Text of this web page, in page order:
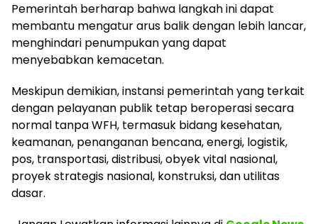
Pemerintah berharap bahwa langkah ini dapat
membantu mengatur arus balik dengan lebih lancar,
menghindari penumpukan yang dapat
menyebabkan kemacetan.
Meskipun demikian, instansi pemerintah yang terkait
dengan pelayanan publik tetap beroperasi secara
normal tanpa WFH, termasuk bidang kesehatan,
keamanan, penanganan bencana, energi, logistik,
pos, transportasi, distribusi, obyek vital nasional,
proyek strategis nasional, konstruksi, dan utilitas
dasar.